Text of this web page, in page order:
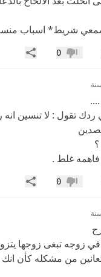
شريط* اسباب
عدم إعجاب
0 مشاركة
تقول : لا تنسين
فاهمه غلط .
عدم إعجاب
0 مشاركة
زوجه تبغى زوجها يتزوج
تعانين من مشكله كأن